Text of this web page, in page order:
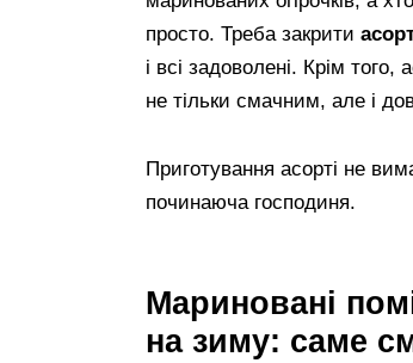
просто. Треба закрити
і всі задоволені. Крім того,
не тільки смачним, але і
Приготування асорті не
починаюча господиня.
Мариновані
на зиму: саме